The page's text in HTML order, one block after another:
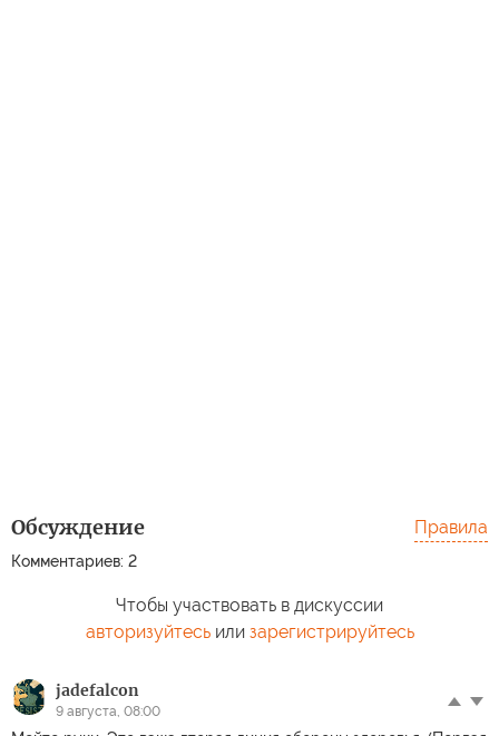
Обсуждение
Комментариев: 2
Правила
Чтобы участвовать в дискуссии
авторизуйтесьили зарегистрируйтесь
jadefalcon
9 августа, 08:00